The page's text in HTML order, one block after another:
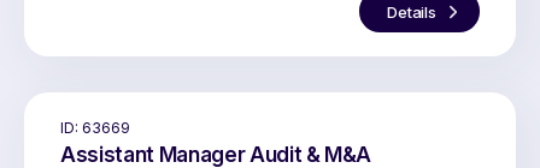
Details
ID: 63669
Assistant Manager Audit & M&A